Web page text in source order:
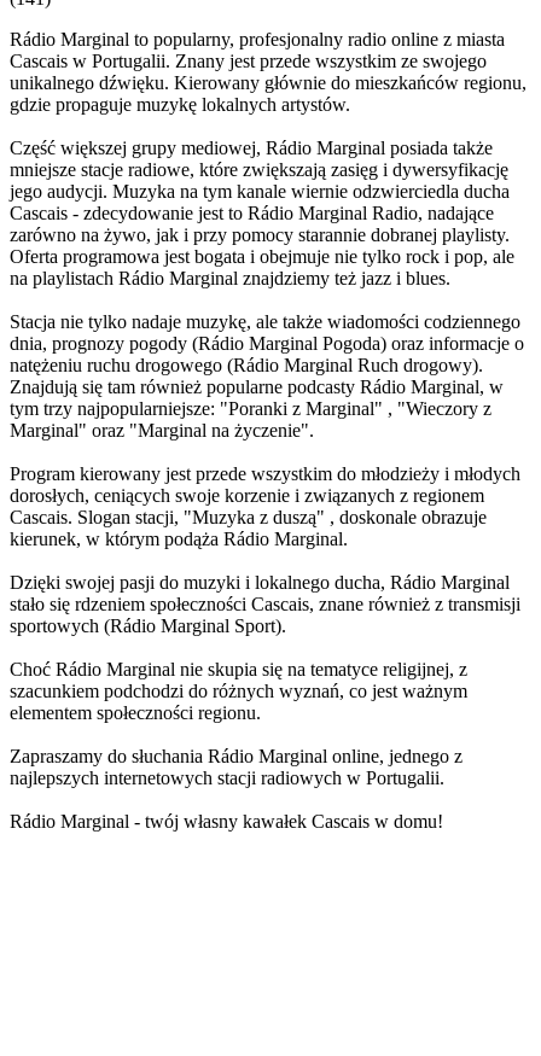
Rádio Marginal to popularny, profesjonalny radio online z miasta
Cascais w Portugalii. Znany jest przede wszystkim ze swojego
unikalnego dźwięku. Kierowany głównie do mieszkańców regionu,
gdzie propaguje muzykę lokalnych artystów.
Część większej grupy mediowej, Rádio Marginal posiada także
mniejsze stacje radiowe, które zwiększają zasięg i dywersyfikację
jego audycji. Muzyka na tym kanale wiernie odzwierciedla ducha
Cascais - zdecydowanie jest to Rádio Marginal Radio, nadające
zarówno na żywo, jak i przy pomocy starannie dobranej playlisty.
Oferta programowa jest bogata i obejmuje nie tylko rock i pop, ale
na playlistach Rádio Marginal znajdziemy też jazz i blues.
Stacja nie tylko nadaje muzykę, ale także wiadomości codziennego
dnia, prognozy pogody (Rádio Marginal Pogoda) oraz informacje o
natężeniu ruchu drogowego (Rádio Marginal Ruch drogowy).
Znajdują się tam również popularne podcasty Rádio Marginal, w
tym trzy najpopularniejsze: "Poranki z Marginal" , "Wieczory z
Marginal" oraz "Marginal na życzenie".
Program kierowany jest przede wszystkim do młodzieży i młodych
dorosłych, ceniących swoje korzenie i związanych z regionem
Cascais. Slogan stacji, "Muzyka z duszą" , doskonale obrazuje
kierunek, w którym podąża Rádio Marginal.
Dzięki swojej pasji do muzyki i lokalnego ducha, Rádio Marginal
stało się rdzeniem społeczności Cascais, znane również z transmisji
sportowych (Rádio Marginal Sport).
Choć Rádio Marginal nie skupia się na tematyce religijnej, z
szacunkiem podchodzi do różnych wyznań, co jest ważnym
elementem społeczności regionu.
Zapraszamy do słuchania Rádio Marginal online, jednego z
najlepszych internetowych stacji radiowych w Portugalii.
Rádio Marginal - twój własny kawałek Cascais w domu!